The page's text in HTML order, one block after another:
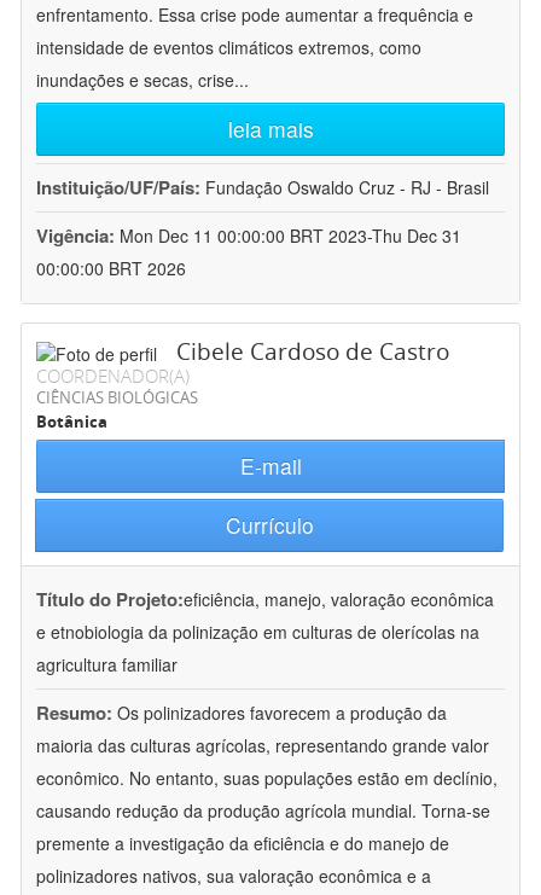
enfrentamento. Essa crise pode aumentar a frequência e
intensidade de eventos climáticos extremos, como
inundações e secas, crise...
leia mais
Instituição/UF/País: Fundação Oswaldo Cruz - RJ - Brasil
Vigência: Mon Dec 11 00:00:00 BRT 2023-Thu Dec 31
00:00:00 BRT 2026
Cibele Cardoso de Castro
COORDENADOR(A)
CIÊNCIAS BIOLÓGICAS
Botânica
E-mail
Currículo
Título do Projeto:eficiência, manejo, valoração econômica
e etnobiologia da polinização em culturas de olerícolas na
agricultura familiar
Resumo: Os polinizadores favorecem a produção da
maioria das culturas agrícolas, representando grande valor
econômico. No entanto, suas populações estão em declínio,
causando redução da produção agrícola mundial. Torna-se
premente a investigação da eficiência e do manejo de
polinizadores nativos, sua valoração econômica e a